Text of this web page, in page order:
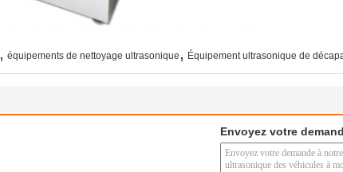
, équipements de nettoyage ultrasonique , Équipement ultrasonique de
Envoyez votre